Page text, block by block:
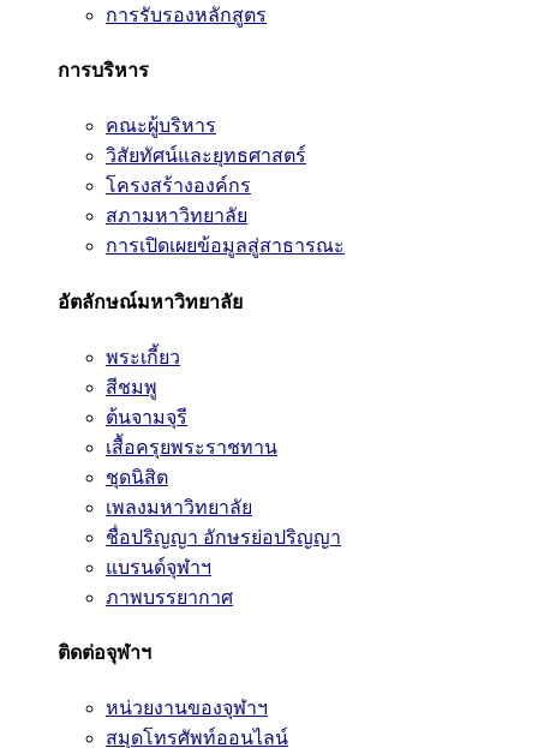
การรับรองหลักสูตร
การบริหาร
คณะผู้บริหาร
วิสัยทัศน์และยุทธศาสตร์
โครงสร้างองค์กร
สภามหาวิทยาลัย
การเปิดเผยข้อมูลสู่สาธารณะ
อัตลักษณ์มหาวิทยาลัย
พระเกี้ยว
สีชมพู
ต้นจามจุรี
เสื้อครุยพระราชทาน
ชุดนิสิต
เพลงมหาวิทยาลัย
ชื่อปริญญา อักษรย่อปริญญา
แบรนด์จุฬาฯ
ภาพบรรยากาศ
ติดต่อจุฬาฯ
หน่วยงานของจุฬาฯ
สมุดโทรศัพท์ออนไลน์